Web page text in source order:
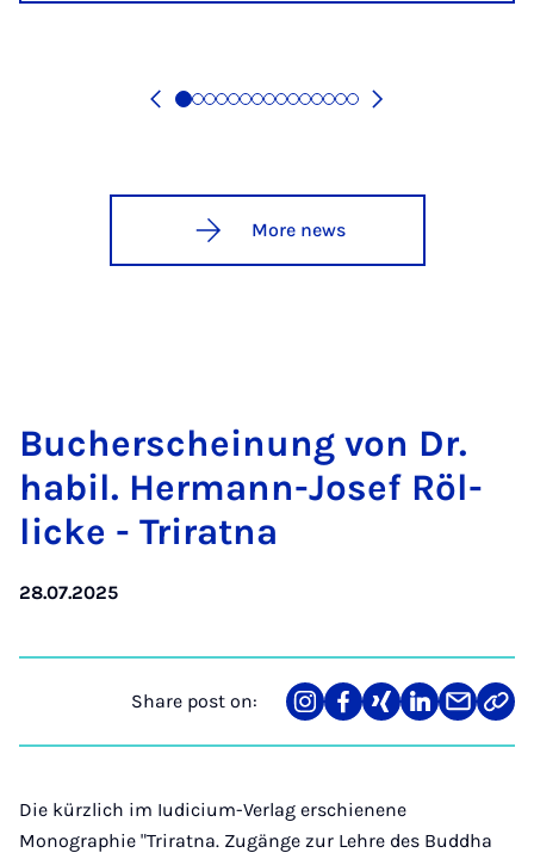
More news
Buch­er­schein­ung von Dr.
habil. Her­mann-Josef Röl­
licke - Tri­r­at­na
28.07.2025
Share post on:
Share
on
Teilen
auf
Teilen
auf
Teilen
auf
Teilen
über
Link
Die kürzlich im Iudicium-Verlag erschienene
Monographie "Triratna. Zugänge zur Lehre des Buddha